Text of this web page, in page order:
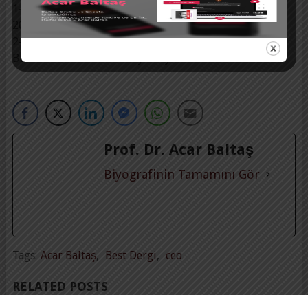
1-Araoz CF. Great people decisions. John Willey & Sons,
2-Groysberb B ve ark. Are leaders portable? Harvard
Business Review 2006 Mayıs sayısı.
Prof. Dr. Acar Baltaş
Biyografinin Tamamını Gör
Tags: Acar Baltaş, Best Dergi, ceo
RELATED POSTS